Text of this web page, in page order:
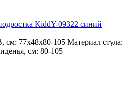
KiddY-09322 синий
см: 77х48х80-105 Материал стула:
см: 80-105